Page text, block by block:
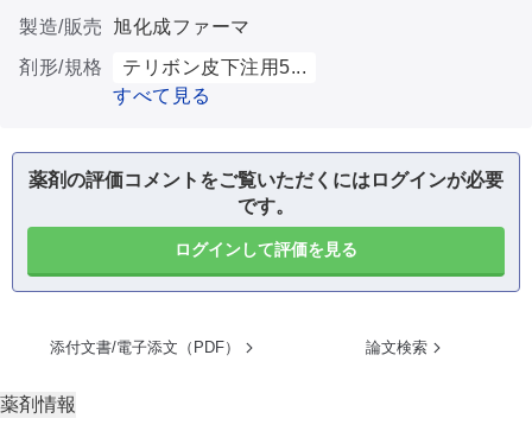
製造/販売
旭化成ファーマ
剤形/規格
テリボン皮下注用5...
すべて見る
薬剤の評価コメントをご覧いただくにはログインが必要
です。
ログインして評価を見る
添付文書/電子添文（PDF） 論文検索
薬剤情報